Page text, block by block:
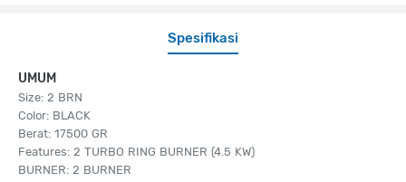
Spesifikasi
UMUM
Size: 2 BRN
Color: BLACK
Berat: 17500 GR
Features: 2 TURBO RING BURNER (4.5 KW)
BURNER: 2 BURNER